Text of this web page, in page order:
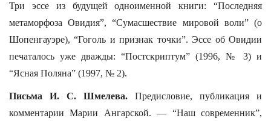
Три эссе из будущей одноименной книги: “Последняя
метаморфоза Овидия”, “Сумасшествие мировой воли” (о
Шопенгауэре), “Гоголь и признак точки”. Эссе об Овидии
печаталось уже дважды: “Постскриптум” (1996, № 3) и
“Ясная Поляна” (1997, № 2).
Письма И. С. Шмелева. Предисловие, публикация и
комментарии Марии Ангарской. — “Наш современник”,